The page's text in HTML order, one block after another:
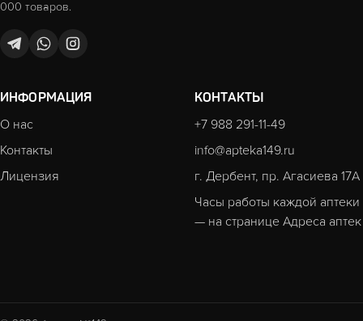
000 товаров.
ИНФОРМАЦИЯ
О нас
Контакты
Лицензия
КОНТАКТЫ
+7 988 291-11-49
info@apteka149.ru
г. Дербент, пр. Агасиева 17А
Часы работы каждой аптеки
— на странице Адреса аптек